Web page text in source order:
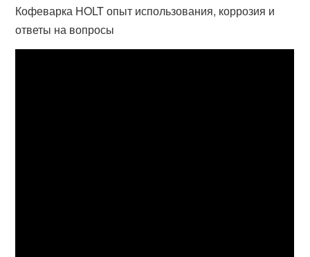
Кофеварка HOLT опыт использования, коррозия и
ответы на вопросы